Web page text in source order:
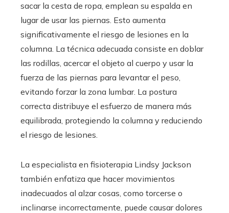
sacar la cesta de ropa, emplean su espalda en
lugar de usar las piernas. Esto aumenta
significativamente el riesgo de lesiones en la
columna. La técnica adecuada consiste en doblar
las rodillas, acercar el objeto al cuerpo y usar la
fuerza de las piernas para levantar el peso,
evitando forzar la zona lumbar. La postura
correcta distribuye el esfuerzo de manera más
equilibrada, protegiendo la columna y reduciendo
el riesgo de lesiones.
La especialista en fisioterapia Lindsy Jackson
también enfatiza que hacer movimientos
inadecuados al alzar cosas, como torcerse o
inclinarse incorrectamente, puede causar dolores